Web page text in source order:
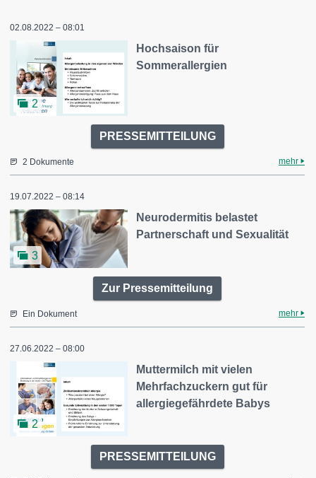
02.08.2022 – 08:01
2
Hochsaison für
Sommerallergien
PRESSEMITTEILUNG
2 Dokumente mehr
19.07.2022 – 08:14
3
Neurodermitis belastet
Partnerschaft und Sexualität
Zur Pressemitteilung
Ein Dokument mehr
27.06.2022 – 08:00
2
Muttermilch mit vielen
Mehrfachzuckern gut für
allergiegefährdete Babys
PRESSEMITTEILUNG